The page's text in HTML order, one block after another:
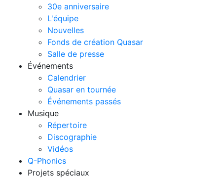
30e anniversaire
L'équipe
Nouvelles
Fonds de création Quasar
Salle de presse
Événements
Calendrier
Quasar en tournée
Événements passés
Musique
Répertoire
Discographie
Vidéos
Q-Phonics
Projets spéciaux